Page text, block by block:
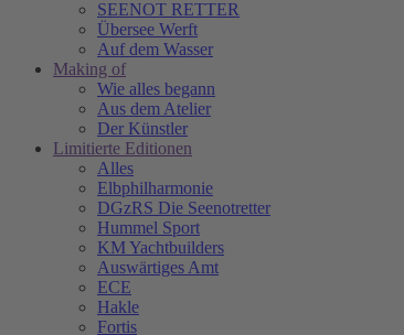
SEENOT RETTER
Übersee Werft
Auf dem Wasser
Making of
Wie alles begann
Aus dem Atelier
Der Künstler
Limitierte Editionen
Alles
Elbphilharmonie
DGzRS Die Seenotretter
Hummel Sport
KM Yachtbuilders
Auswärtiges Amt
ECE
Hakle
Fortis